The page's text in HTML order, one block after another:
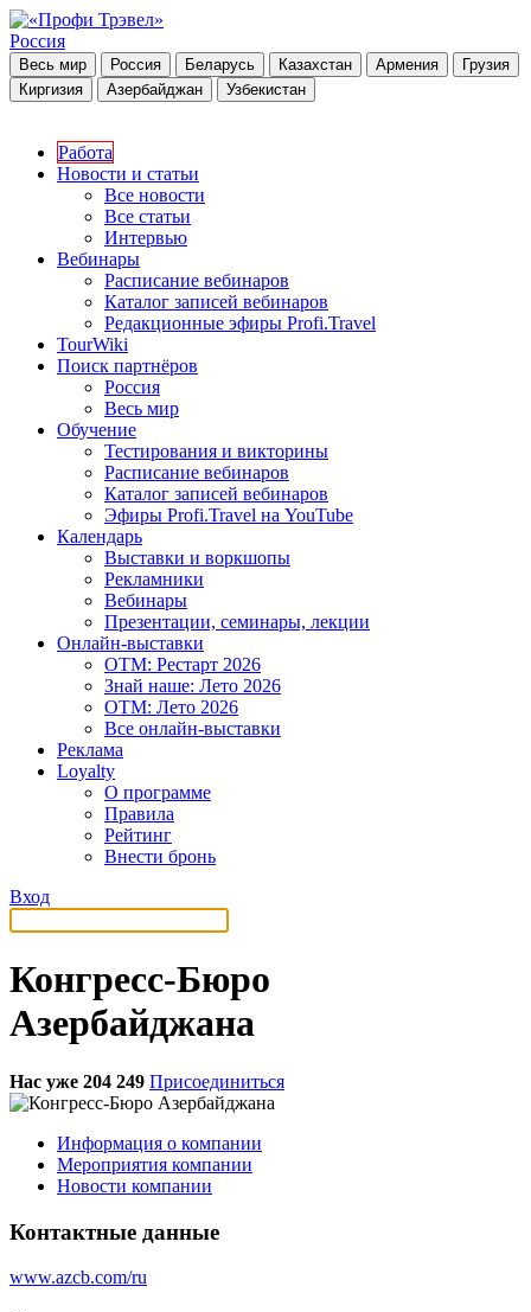
Россия
Весь мир Россия Беларусь Казахстан Армения
Грузия
Киргизия
Азербайджан Узбекистан
Работа
Новости и статьи
Все новости
Все статьи
Интервью
Вебинары
Расписание вебинаров
Каталог записей вебинаров
Редакционные эфиры Profi.Travel
TourWiki
Поиск партнёров
Россия
Весь мир
Обучение
Тестирования и викторины
Расписание вебинаров
Каталог записей вебинаров
Эфиры Profi.Travel на YouTube
Календарь
Выставки и воркшопы
Рекламники
Вебинары
Презентации, семинары, лекции
Онлайн-выставки
OTM: Рестарт 2026
Знай наше: Лето 2026
OTM: Лето 2026
Все онлайн-выставки
Реклама
Loyalty
О программе
Правила
Рейтинг
Внести бронь
Вход
Конгресс-Бюро
Азербайджана
Нас уже 204 249 Присоединиться
Информация о компании
Мероприятия компании
Новости компании
Контактные данные
www.azcb.com/ru